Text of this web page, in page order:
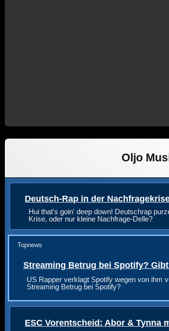
Oljo
Deutsch-Rap in der
Hui that's goin' deep down! Deutschrap
Krise, oder nur kleine Nachfrage-Delle?
Topnews
Streaming Betrug bei Spotify?
US Rapper verklagt Spotify wegen von ihm
Streaming Betrug bei Spotify?
ESC Vorentscheid: Abor & Tynna